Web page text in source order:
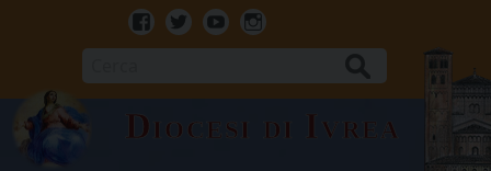
Facebook
TwitterYoutubeInstagram
Diocesi di Ivrea